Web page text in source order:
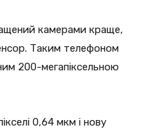
камерами краще,
Таким телефоном
200-мегапіксельною
0,64 мкм і нову